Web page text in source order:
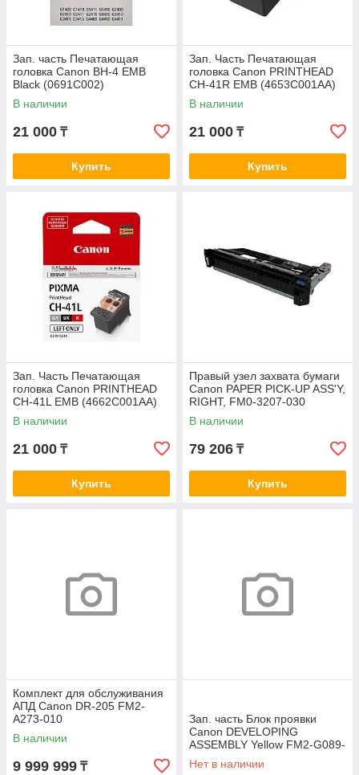
Зап. часть Печатающая
головка Canon BH-4 EMB
Black (0691C002)
В наличии
21 000 ₸
Купить
Зап. Часть Печатающая
головка Canon PRINTHEAD
CH-41R EMB (4653C001AA)
В наличии
21 000 ₸
Купить
Зап. Часть Печатающая
головка Canon PRINTHEAD
CH-41L EMB (4662C001AA)
В наличии
21 000 ₸
Купить
Правый узел захвата бумаги
Canon PAPER PICK-UP ASS'Y,
RIGHT, FM0-3207-030
В наличии
79 206 ₸
Купить
Комплект для обслуживания
АПД Canon DR-205 FM2-
A273-010
В наличии
9 999 999 ₸
Зап. часть Блок проявки
Canon DEVELOPING
ASSEMBLY Yellow FM2-G089-
000
Нет в наличии